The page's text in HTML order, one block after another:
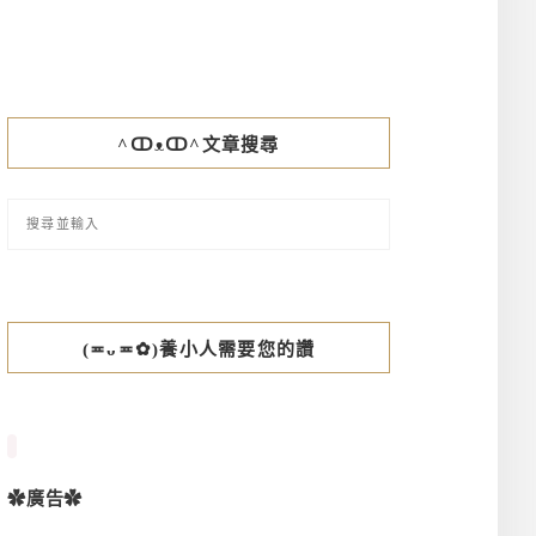
^ↀᴥↀ^文章搜尋
(≖ᴗ≖✿)養小人需要您的讚
✿廣告✿